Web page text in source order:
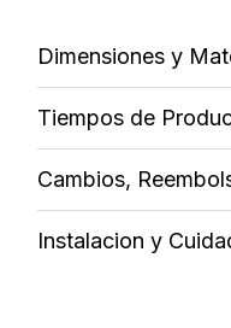
Dimensiones y
Tiempos de
Cambios,
Instalacion y